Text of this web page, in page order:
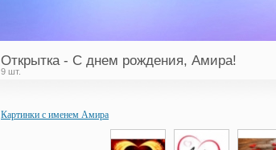
Открытка - С днем рождения, Амира!
9 шт.
Картинки с именем Амира